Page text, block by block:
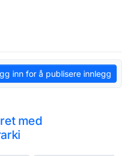
inn for å publisere innlegg
med